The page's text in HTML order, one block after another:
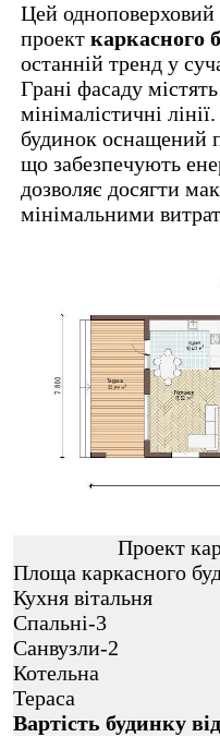
Цей одноповерховий
проект каркасного
останній тренд у
Грані фасаду містять
мінімалістичні
будинок оснащений
що забезпечують
дозволяє досягти
мінімальними
Проект
Площа каркасного
Кухня вітальня
Спальні-3
Санвузли-2
Котельна
Тераса
Вартість будинку